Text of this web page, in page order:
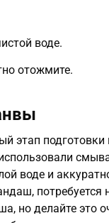
воде.
отожмите.
этап подготовки
воде и
но делайте это